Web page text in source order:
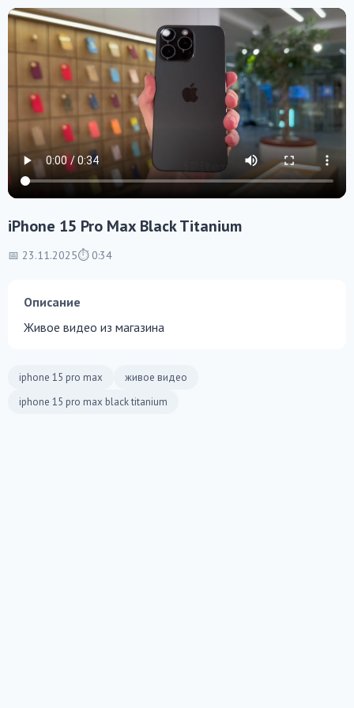
iPhone 15 Pro Max Black Titanium
📅 23.11.2025⏱ 0:34
Описание
Живое видео из магазина
iphone 15 pro max
живое видео
iphone 15 pro max black titanium